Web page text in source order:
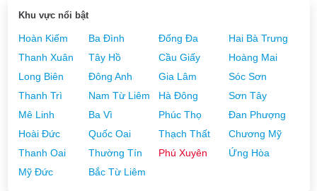
Khu vực nổi bật
Hoàn Kiếm Ba Đình Đống Đa
Hai Bà Trưng
Thanh Xuân
Tây Hồ Cầu Giấy
Hoàng Mai
Long Biên
Đông Anh Gia Lâm
Sóc Sơn
Thanh Trì
Nam Từ Liêm Hà Đông
Sơn Tây
Mê Linh
Ba Vì Phúc Thọ
Đan Phượng
Hoài Đức
Quốc Oai Thạch Thất
Chương Mỹ
Thanh Oai
Thường Tín Phú Xuyên
Ứng Hòa
Mỹ Đức
Bắc Từ Liêm